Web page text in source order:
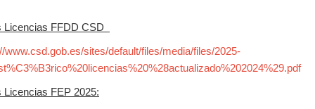
Licencias FFDD CSD
www.csd.gob.es/sites/default/files/media/files/2025-
Licencias FEP 2025: